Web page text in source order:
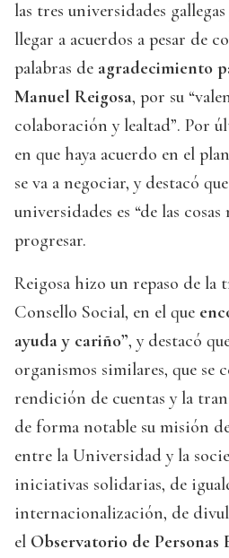
las tres universidades
llegar a acuerdos a pesar de
palabras de agradecimiento
Manuel Reigosa, por su
colaboración y lealtad”. Por
en que haya acuerdo en el
se va a negociar, y destacó
universidades es “de las
progresar.
Reigosa hizo un repaso de la
Consello Social, en el que
ayuda y cariño”, y destacó
organismos similares, que se
rendición de cuentas y la
de forma notable su misión
entre la Universidad y la
iniciativas solidarias, de
internacionalización, de
el Observatorio de Personas